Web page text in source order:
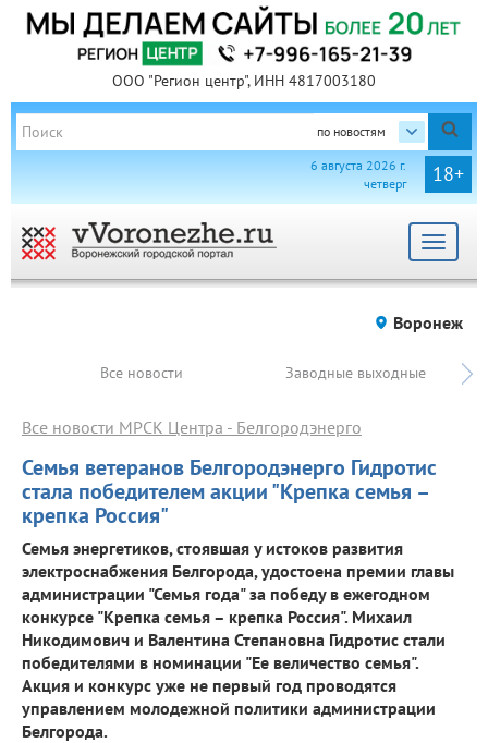
ООО "Регион центр", ИНН 4817003180
по новостям
18+
6 августа 2026 г.
четверг
Toggle
Воронеж
Все новости Заводные выходные
Семья ветеранов Белгородэнерго Гидротис
стала победителем акции "Крепка семья –
крепка Россия"
Все новости МРСК Центра - Белгородэнерго
Семья энергетиков, стоявшая у истоков развития
электроснабжения Белгорода, удостоена премии главы
администрации "Семья года" за победу в ежегодном
конкурсе "Крепка семья – крепка Россия". Михаил
Никодимович и Валентина Степановна Гидротис стали
победителями в номинации "Ее величество семья".
Акция и конкурс уже не первый год проводятся
управлением молодежной политики администрации
Белгорода.